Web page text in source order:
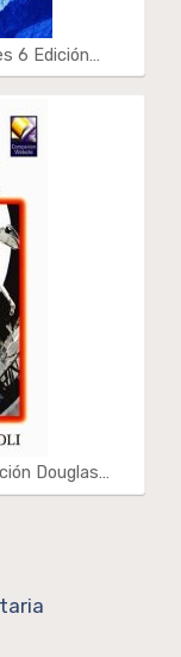
6 Edición…
Douglas…